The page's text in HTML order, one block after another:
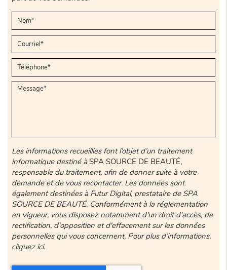
Les informations recueillies font l’objet d’un traitement
informatique destiné à SPA SOURCE DE BEAUTÉ,
responsable du traitement, afin de donner suite à votre
demande et de vous recontacter. Les données sont
également destinées à Futur Digital, prestataire de SPA
SOURCE DE BEAUTÉ. Conformément à la réglementation
en vigueur, vous disposez notamment d'un droit d'accès, de
rectification, d'opposition et d'effacement sur les données
personnelles qui vous concernent. Pour plus d’informations,
cliquez ici.